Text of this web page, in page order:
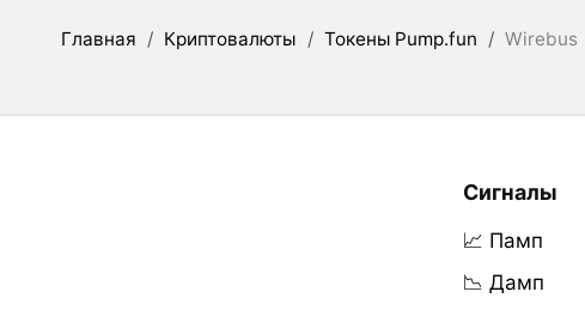
Главная / Криптовалюты / Токены Pump.fun / Wirebus
Сигналы
📈 Памп
📉 Дамп